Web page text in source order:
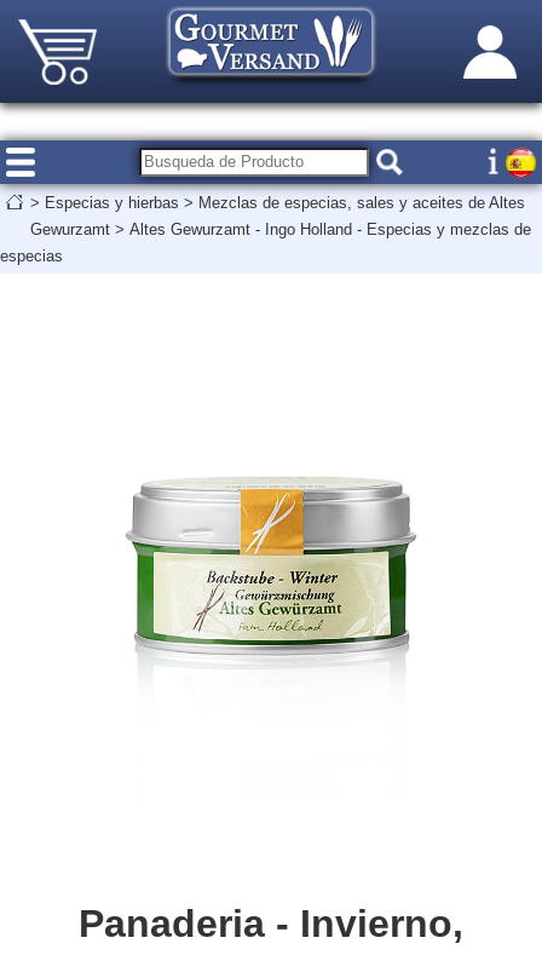
> Especias y hierbas > Mezclas de especias, sales y aceites de Altes
Gewurzamt > Altes Gewurzamt - Ingo Holland - Especias y mezclas de
especias
Panaderia - Invierno,